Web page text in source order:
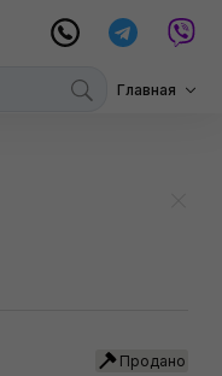
Главная
Продано